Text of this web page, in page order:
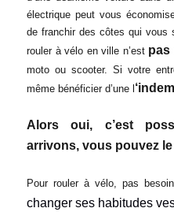
électrique peut vous
de franchir des côtes qui vous
rouler à vélo en ville n’est pas
moto ou scooter. Si votre
même bénéficier d’une l
Alors oui, c’est
arrivons, vous pouvez le
Pour rouler à vélo, pas
changer ses habitudes